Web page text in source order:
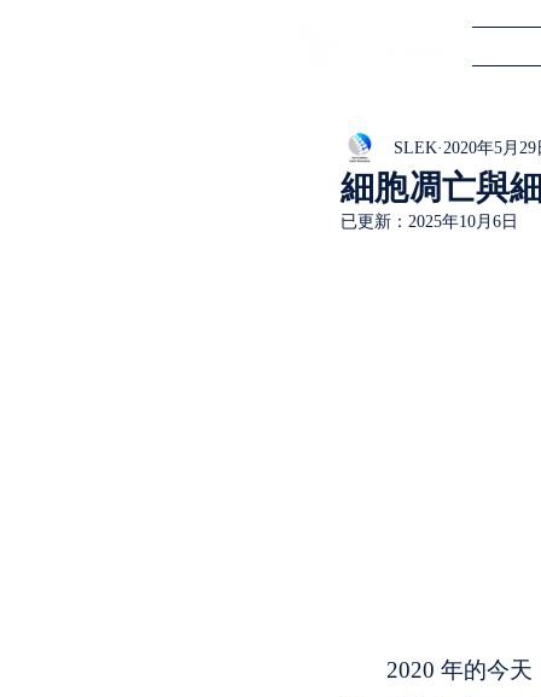
細胞凋亡與
SLEK 2020年5月29
已更新： 2025年10月6日
2020 年的今天，